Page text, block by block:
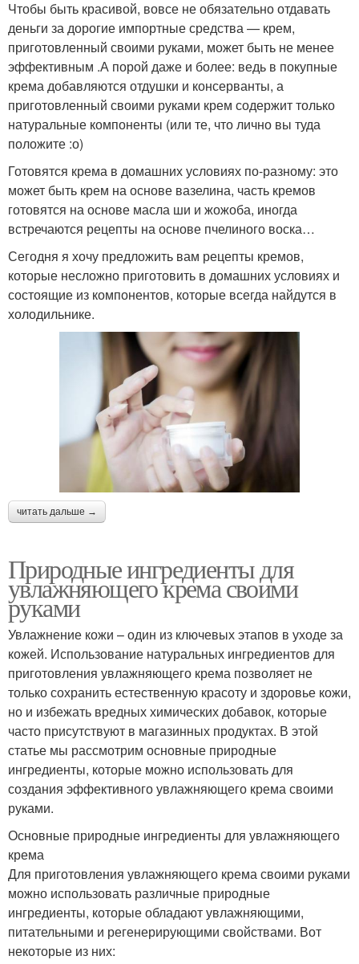
Чтобы быть красивой, вовсе не обязательно отдавать
деньги за дорогие импортные средства — крем,
приготовленный своими руками, может быть не менее
эффективным .А порой даже и более: ведь в покупные
крема добавляются отдушки и консерванты, а
приготовленный своими руками крем содержит только
натуральные компоненты (или те, что лично вы туда
положите :о)
Готовятся крема в домашних условиях по-разному: это
может быть крем на основе вазелина, часть кремов
готовятся на основе масла ши и жожоба, иногда
встречаются рецепты на основе пчелиного воска…
Сегодня я хочу предложить вам рецепты кремов,
которые несложно приготовить в домашних условиях и
состоящие из компонентов, которые всегда найдутся в
холодильнике.
читать дальше →
Природные ингредиенты для
увлажняющего крема своими
руками
Увлажнение кожи – один из ключевых этапов в уходе за
кожей. Использование натуральных ингредиентов для
приготовления увлажняющего крема позволяет не
только сохранить естественную красоту и здоровье кожи,
но и избежать вредных химических добавок, которые
часто присутствуют в магазинных продуктах. В этой
статье мы рассмотрим основные природные
ингредиенты, которые можно использовать для
создания эффективного увлажняющего крема своими
руками.
Основные природные ингредиенты для увлажняющего
крема
Для приготовления увлажняющего крема своими руками
можно использовать различные природные
ингредиенты, которые обладают увлажняющими,
питательными и регенерирующими свойствами. Вот
некоторые из них: